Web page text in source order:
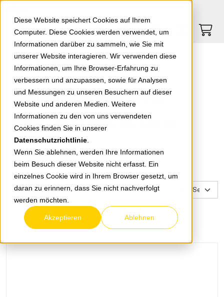
Diese Website speichert Cookies auf Ihrem
Computer. Diese Cookies werden verwendet, um
Informationen darüber zu sammeln, wie Sie mit
unserer Website interagieren. Wir verwenden diese
Informationen, um Ihre Browser-Erfahrung zu
verbessern und anzupassen, sowie für Analysen
und Messungen zu unseren Besuchern auf dieser
Website und anderen Medien. Weitere
Informationen zu den von uns verwendeten
Cookies finden Sie in unserer
Datenschutzrichtlinie
Wenn Sie ablehnen, werden Ihre Informationen
beim Besuch dieser Website nicht erfasst. Ein
einzelnes Cookie wird in Ihrem Browser gesetzt, um
daran zu erinnern, dass Sie nicht nachverfolgt
werden möchten.
Akzeptieren Ablehnen
Springe zu Hauptinhalt Springe zum Footer
0
Sonstige Schaltgeräte
Sonstige Schaltgeräte
Ihre Suche ergab 115 Treffer.
zurück zur Übersicht